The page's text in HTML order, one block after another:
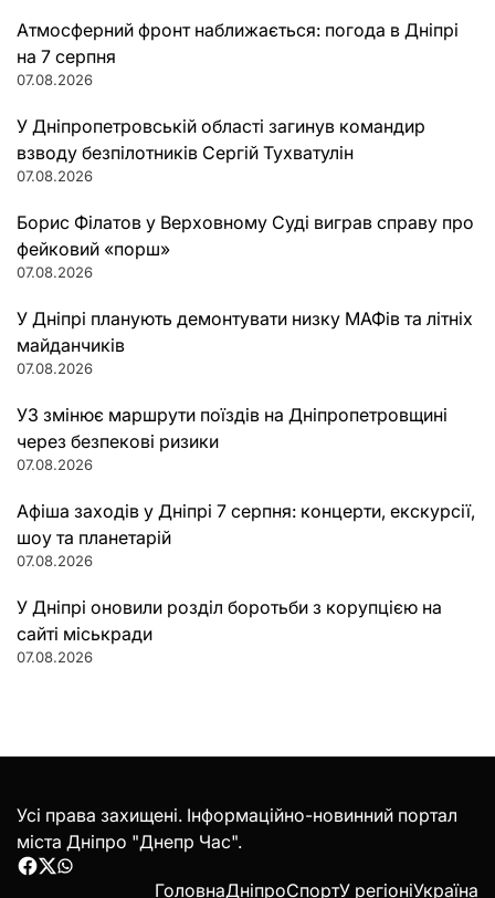
Атмосферний фронт наближається: погода в Дніпрі
на 7 серпня
07.08.2026
У Дніпропетровській області загинув командир
взводу безпілотників Сергій Тухватулін
07.08.2026
Борис Філатов у Верховному Суді виграв справу про
фейковий «порш»
07.08.2026
У Дніпрі планують демонтувати низку МАФів та літніх
майданчиків
07.08.2026
УЗ змінює маршрути поїздів на Дніпропетровщині
через безпекові ризики
07.08.2026
Афіша заходів у Дніпрі 7 серпня: концерти, екскурсії,
шоу та планетарій
07.08.2026
У Дніпрі оновили розділ боротьби з корупцією на
сайті міськради
07.08.2026
Усі права захищені. Інформаційно-новинний портал
міста Дніпро "Днепр Час".
Facebook
Twitter
WhatsApp
ГоловнаДніпроСпортУ регіоніУкраїна